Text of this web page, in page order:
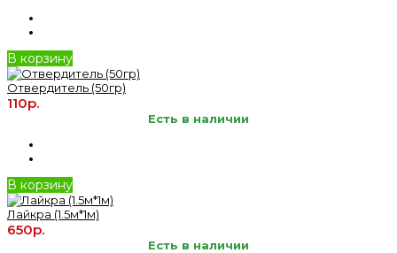
В корзину
Отвердитель (50гр)
110р.
Есть в наличии
В корзину
Лайкра (1.5м*1м)
650р.
Есть в наличии